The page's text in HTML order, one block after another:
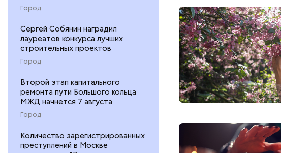
Город
Сергей Собянин наградил
лауреатов конкурса лучших
строительных проектов
Город
Второй этап капитального
ремонта пути Большого кольца
МЖД начнется 7 августа
Город
Количество зарегистрированных
преступлений в Москве